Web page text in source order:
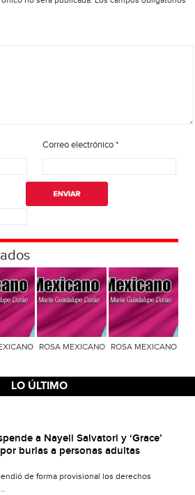
Correo electrónico*
ROSA MEXICANO ROSA MEXICANO
LO ÚLTIMO
a Nayeli Salvatori y ‘Grace’
burlas a personas adultas
de forma provisional los derechos